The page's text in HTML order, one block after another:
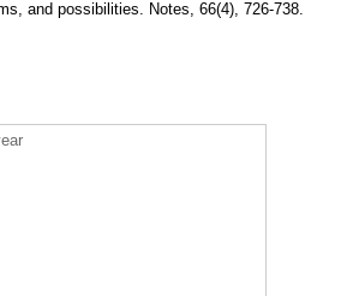
and possibilities. Notes, 66(4), 726-738.